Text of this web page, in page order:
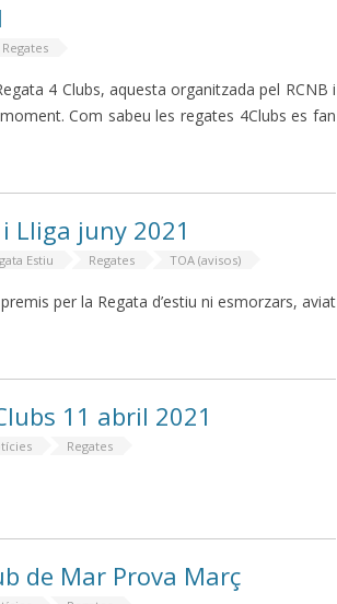
Regates
4 Clubs, aquesta organitzada pel RCNB i
Com sabeu les regates 4Clubs es fan
Lliga juny 2021
Estiu Regates TOA (avisos)
per la Regata d’estiu ni esmorzars, aviat
11 abril 2021
Regates
de Mar Prova Març